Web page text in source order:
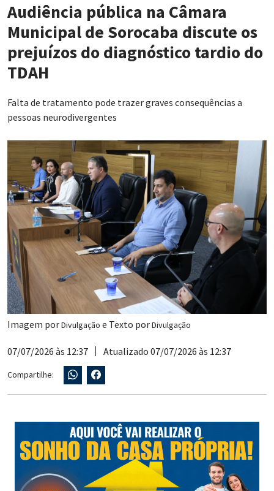
Audiência pública na Câmara
Municipal de Sorocaba discute os
prejuízos do diagnóstico tardio do
TDAH
Falta de tratamento pode trazer graves consequências a
pessoas neurodivergentes
Imagem porDivulgação e Texto porDivulgação
07/07/2026 às 12:37 Atualizado 07/07/2026 às 12:37
Compartilhe: